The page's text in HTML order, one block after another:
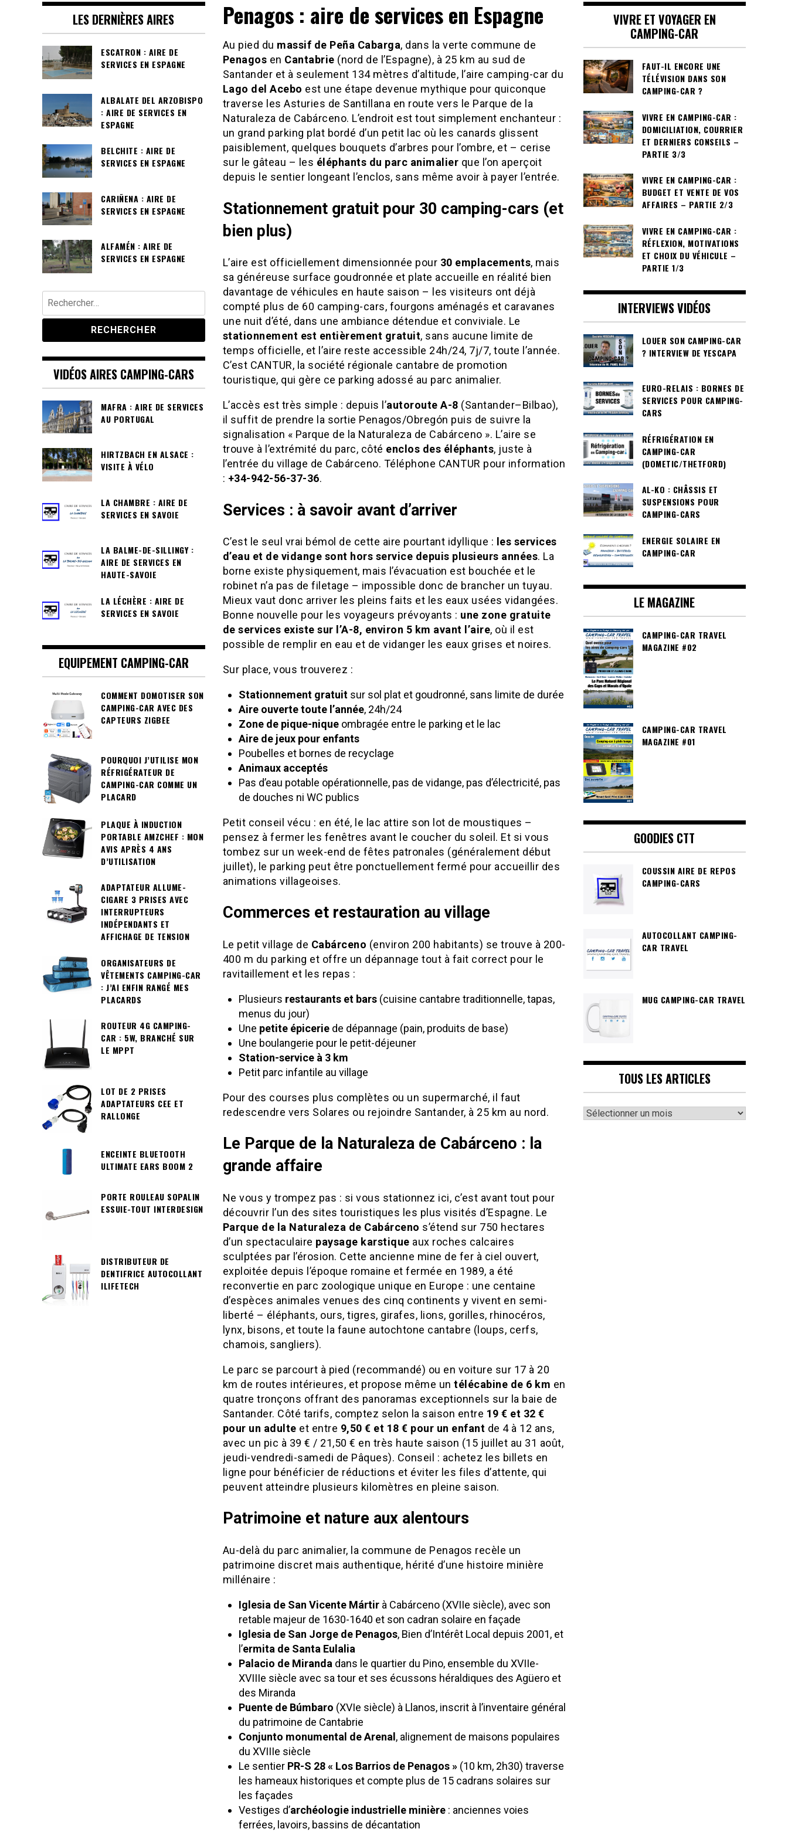
Penagos : aire de services en Espagne
Au pied du massif de Peña Cabarga, dans la verte commune de
Penagos en Cantabrie (nord de l’Espagne), à 25 km au sud de
Santander et à seulement 134 mètres d’altitude, l’aire camping-car du
Lago del Acebo est une étape devenue mythique pour quiconque
traverse les Asturies de Santillana en route vers le Parque de la
Naturaleza de Cabárceno. L’endroit est tout simplement enchanteur :
un grand parking plat bordé d’un petit lac où les canards glissent
paisiblement, quelques bouquets d’arbres pour l’ombre, et – cerise
sur le gâteau – les éléphants du parc animalier que l’on aperçoit
depuis le sentier longeant l’enclos, sans même avoir à payer l’entrée.
Stationnement gratuit pour 30 camping-cars (et
bien plus)
L’aire est officiellement dimensionnée pour 30 emplacements, mais
sa généreuse surface goudronnée et plate accueille en réalité bien
davantage de véhicules en haute saison – les visiteurs ont déjà
compté plus de 60 camping-cars, fourgons aménagés et caravanes
une nuit d’été, dans une ambiance détendue et conviviale. Le
stationnement est entièrement gratuit, sans aucune limite de
temps officielle, et l’aire reste accessible 24h/24, 7j/7, toute l’année.
C’est CANTUR, la société régionale cantabre de promotion
touristique, qui gère ce parking adossé au parc animalier.
L’accès est très simple : depuis l’autoroute A-8 (Santander–Bilbao),
il suffit de prendre la sortie Penagos/Obregón puis de suivre la
signalisation « Parque de la Naturaleza de Cabárceno ». L’aire se
trouve à l’extrémité du parc, côté enclos des éléphants, juste à
l’entrée du village de Cabárceno. Téléphone CANTUR pour information
: +34-942-56-37-36.
Services : à savoir avant d’arriver
C’est le seul vrai bémol de cette aire pourtant idyllique : les services
d’eau et de vidange sont hors service depuis plusieurs années. La
borne existe physiquement, mais l’évacuation est bouchée et le
robinet n’a pas de filetage – impossible donc de brancher un tuyau.
Mieux vaut donc arriver les pleins faits et les eaux usées vidangées.
Bonne nouvelle pour les voyageurs prévoyants : une zone gratuite
de services existe sur l’A-8, environ 5 km avant l’aire, où il est
possible de remplir en eau et de vidanger les eaux grises et noires.
Sur place, vous trouverez :
Stationnement gratuitsur sol plat et goudronné, sans limite de durée
Aire ouverte toute l’année, 24h/24
Zone de pique-niqueombragée entre le parking et le lac
Aire de jeux pour enfants
Poubelles et bornes de recyclage
Animaux acceptés
Pas d’eau potable opérationnelle, pas de vidange, pas d’électricité, pas
de douches ni WC publics
Petit conseil vécu : en été, le lac attire son lot de moustiques –
pensez à fermer les fenêtres avant le coucher du soleil. Et si vous
tombez sur un week-end de fêtes patronales (généralement début
juillet), le parking peut être ponctuellement fermé pour accueillir des
animations villageoises.
Commerces et restauration au village
Le petit village de Cabárceno (environ 200 habitants) se trouve à 200-
400 m du parking et offre un dépannage tout à fait correct pour le
ravitaillement et les repas :
Plusieurs restaurants et bars(cuisine cantabre traditionnelle, tapas,
menus du jour)
Une petite épiceriede dépannage (pain, produits de base)
Une boulangerie pour le petit-déjeuner
Station-service à 3 km
Petit parc infantile au village
Pour des courses plus complètes ou un supermarché, il faut
redescendre vers Solares ou rejoindre Santander, à 25 km au nord.
Le Parque de la Naturaleza de Cabárceno : la
grande affaire
Ne vous y trompez pas : si vous stationnez ici, c’est avant tout pour
découvrir l’un des sites touristiques les plus visités d’Espagne. Le
Parque de la Naturaleza de Cabárceno s’étend sur 750 hectares
d’un spectaculaire paysage karstique aux roches calcaires
sculptées par l’érosion. Cette ancienne mine de fer à ciel ouvert,
exploitée depuis l’époque romaine et fermée en 1989, a été
reconvertie en parc zoologique unique en Europe : une centaine
d’espèces animales venues des cinq continents y vivent en semi-
liberté – éléphants, ours, tigres, girafes, lions, gorilles, rhinocéros,
lynx, bisons, et toute la faune autochtone cantabre (loups, cerfs,
chamois, sangliers).
Le parc se parcourt à pied (recommandé) ou en voiture sur 17 à 20
km de routes intérieures, et propose même un télécabine de 6 km en
quatre tronçons offrant des panoramas exceptionnels sur la baie de
Santander. Côté tarifs, comptez selon la saison entre 19 € et 32 €
pour un adulte et entre 9,50 € et 18 € pour un enfant de 4 à 12 ans,
avec un pic à 39 € / 21,50 € en très haute saison (15 juillet au 31 août,
jeudi-vendredi-samedi de Pâques). Conseil : achetez les billets en
ligne pour bénéficier de réductions et éviter les files d’attente, qui
peuvent atteindre plusieurs kilomètres en pleine saison.
Patrimoine et nature aux alentours
Au-delà du parc animalier, la commune de Penagos recèle un
patrimoine discret mais authentique, hérité d’une histoire minière
millénaire :
Iglesia de San Vicente Mártirà Cabárceno (XVIIe siècle), avec son
retable majeur de 1630-1640 et son cadran solaire en façade
Iglesia de San Jorge de Penagos, Bien d’Intérêt Local depuis 2001, et
l’ermita de Santa Eulalia
Palacio de Miranda dans le quartier du Pino, ensemble du XVIIe-
XVIIIe siècle avec sa tour et ses écussons héraldiques des Agüero et
des Miranda
Puente de Búmbaro (XVIe siècle) à Llanos, inscrit à l’inventaire général
du patrimoine de Cantabrie
Conjunto monumental de Arenal, alignement de maisons populaires
du XVIIIe siècle
Le sentier PR-S 28 « Los Barrios de Penagos »(10 km, 2h30) traverse
les hameaux historiques et compte plus de 15 cadrans solaires sur
les façades
Vestiges d’archéologie industrielle minière: anciennes voies
ferrées, lavoirs, bassins de décantation
LES DERNIÈRES AIRES
ESCATRON : AIRE DE
SERVICES EN ESPAGNE
ALBALATE DEL ARZOBISPO
: AIRE DE SERVICES EN
ESPAGNE
BELCHITE : AIRE DE
SERVICES EN ESPAGNE
CARIÑENA : AIRE DE
SERVICES EN ESPAGNE
ALFAMÉN : AIRE DE
SERVICES EN ESPAGNE
Rechercher :
VIDÉOS AIRES CAMPING-CARS
MAFRA : AIRE DE SERVICES
AU PORTUGAL
HIRTZBACH EN ALSACE :
VISITE À VÉLO
LA CHAMBRE : AIRE DE
SERVICES EN SAVOIE
LA BALME-DE-SILLINGY :
AIRE DE SERVICES EN
HAUTE-SAVOIE
LA LÉCHÈRE : AIRE DE
SERVICES EN SAVOIE
EQUIPEMENT CAMPING-CAR
COMMENT DOMOTISER SON
CAMPING-CAR AVEC DES
CAPTEURS ZIGBEE
POURQUOI J’UTILISE MON
RÉFRIGÉRATEUR DE
CAMPING-CAR COMME UN
PLACARD
PLAQUE À INDUCTION
PORTABLE AMZCHEF : MON
AVIS APRÈS 4 ANS
D’UTILISATION
ADAPTATEUR ALLUME-
CIGARE 3 PRISES AVEC
INTERRUPTEURS
INDÉPENDANTS ET
AFFICHAGE DE TENSION
ORGANISATEURS DE
VÊTEMENTS CAMPING-CAR
: J’AI ENFIN RANGÉ MES
PLACARDS
ROUTEUR 4G CAMPING-
CAR : 5W, BRANCHÉ SUR
LE MPPT
LOT DE 2 PRISES
ADAPTATEURS CEE ET
RALLONGE
ENCEINTE BLUETOOTH
ULTIMATE EARS BOOM 2
PORTE ROULEAU SOPALIN
ESSUIE-TOUT INTERDESIGN
DISTRIBUTEUR DE
DENTIFRICE AUTOCOLLANT
ILIFETECH
VIVRE ET VOYAGER EN
CAMPING-CAR
FAUT-IL ENCORE UNE
TÉLÉVISION DANS SON
CAMPING-CAR ?
VIVRE EN CAMPING-CAR :
DOMICILIATION, COURRIER
ET DERNIERS CONSEILS –
PARTIE 3/3
VIVRE EN CAMPING-CAR :
BUDGET ET VENTE DE VOS
AFFAIRES – PARTIE 2/3
VIVRE EN CAMPING-CAR :
RÉFLEXION, MOTIVATIONS
ET CHOIX DU VÉHICULE –
PARTIE 1/3
INTERVIEWS VIDÉOS
LOUER SON CAMPING-CAR
? INTERVIEW DE YESCAPA
EURO-RELAIS : BORNES DE
SERVICES POUR CAMPING-
CARS
RÉFRIGÉRATION EN
CAMPING-CAR
(DOMETIC/THETFORD)
AL-KO : CHÂSSIS ET
SUSPENSIONS POUR
CAMPING-CARS
ENERGIE SOLAIRE EN
CAMPING-CAR
LE MAGAZINE
CAMPING-CAR TRAVEL
MAGAZINE #02
CAMPING-CAR TRAVEL
MAGAZINE #01
GOODIES CTT
COUSSIN AIRE DE REPOS
CAMPING-CARS
AUTOCOLLANT CAMPING-
CAR TRAVEL
MUG CAMPING-CAR TRAVEL
TOUS LES ARTICLES
Tous